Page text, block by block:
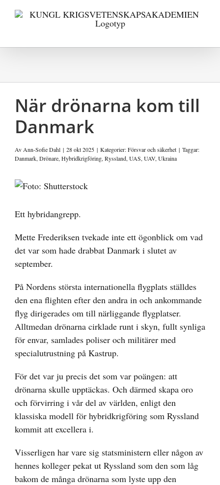
När drönarna kom till
Danmark
Av Ann-Sofie Dahl | 28 okt 2025 | Kategorier:Försvar och säkerhet | Taggar:
Danmark, Drönare, Hybridkrigföring, Ryssland, UAS, UAV, Ukraina
Visa
bild
Ett hybridangrepp.
Mette Frederiksen tvekade inte ett ögonblick om vad
det var som hade drabbat Danmark i slutet av
september.
På Nordens största internationella flygplats ställdes
den ena flighten efter den andra in och ankommande
flyg dirigerades om till närliggande flygplatser.
Alltmedan drönarna cirklade runt i skyn, fullt synliga
för envar, samlades poliser och militärer med
specialutrustning på Kastrup.
För det var ju precis det som var poängen: att
drönarna skulle upptäckas. Och därmed skapa oro
och förvirring i vår del av världen, enligt den
klassiska modell för hybridkrigföring som Ryssland
kommit att excellera i.
Visserligen har vare sig statsministern eller någon av
hennes kolleger pekat ut Ryssland som den som låg
bakom de många drönarna som lyste upp den